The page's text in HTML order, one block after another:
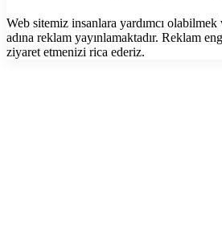
Web sitemiz insanlara yardımcı olabilmek
adına reklam yayınlamaktadır. Reklam
ziyaret etmenizi rica ederiz.